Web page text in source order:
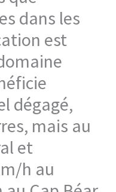
dans les
est
dégagé,
mais au
et
h au